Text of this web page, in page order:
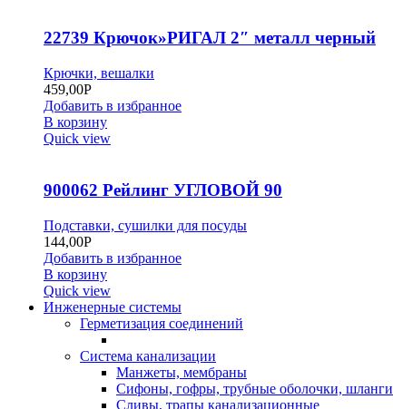
22739 Крючок»РИГАЛ 2″ металл черный
Крючки, вешалки
459,00Р
Добавить в избранное
В корзину
Quick view
900062 Рейлинг УГЛОВОЙ 90
Подставки, сушилки для посуды
144,00Р
Добавить в избранное
В корзину
Quick view
Инженерные системы
Герметизация соединений
Система канализации
Манжеты, мембраны
Сифоны, гофры, трубные оболочки, шланги
Сливы, трапы канализационные